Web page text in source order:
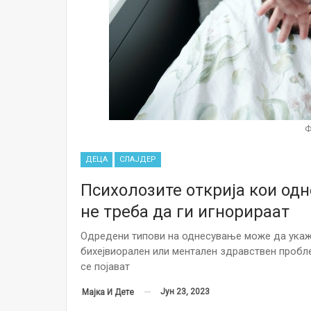
ДЕЦА СЛАЈДЕР
Психолозите открија кои
не треба да ги игнорираат
Одредени типови на однесување може да
бихејвиорален или ментален здравствен
се појават
Мајка И Дете Јун 23, 2023